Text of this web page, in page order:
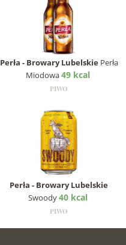
Perła - Browary Lubelskie Perła
Miodowa49 kcal
PIWO
Perła - Browary Lubelskie
Swoody40 kcal
PIWO